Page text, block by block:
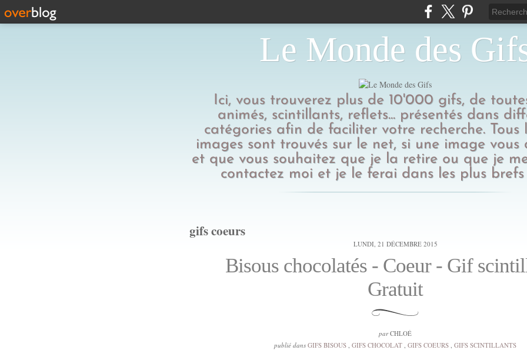
Le Monde des
Ici, vous trouverez plus de 10'000 gifs, de
animés, scintillants, reflets... présentés dans
catégories afin de faciliter votre recherche. Tous
images sont trouvés sur le net, si une image
et que vous souhaitez que je la retire ou que je
contactez moi et je le ferai dans les plus brefs
gifs coeurs
LUNDI, 21 DÉCEMBRE 2015
Bisous chocolatés - Coeur - Gif
Gratuit
parCHLOÉ
publié dans GIFS BISOUS , GIFS CHOCOLAT , GIFS COEURS , GIFS SCINTILLANTS